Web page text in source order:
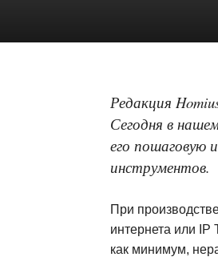
Редакция
Сегодня в
его пошаговую
инструментов.
При
интернета или IP
как минимум,